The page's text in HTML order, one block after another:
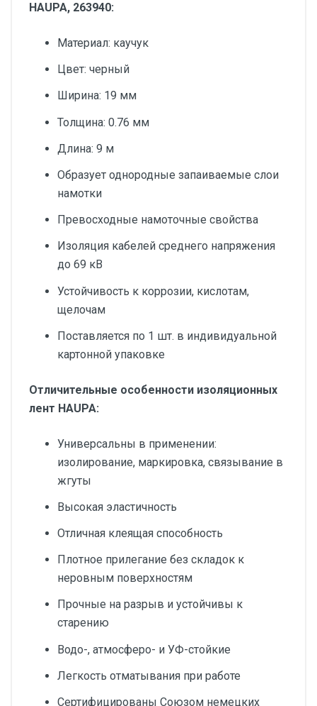
HAUPA, 263940:
Материал: каучук
Цвет: черный
Ширина: 19 мм
Толщина: 0.76 мм
Длина: 9 м
Образует однородные запаиваемые слои
намотки
Превосходные намоточные свойства
Изоляция кабелей среднего напряжения
до 69 кВ
Устойчивость к коррозии, кислотам,
щелочам
Поставляется по 1 шт. в индивидуальной
картонной упаковке
Отличительные особенности изоляционных
лент HAUPA:
Универсальны в применении:
изолирование, маркировка, связывание в
жгуты
Высокая эластичность
Отличная клеящая способность
Плотное прилегание без складок к
неровным поверхностям
Прочные на разрыв и устойчивы к
старению
Водо-, атмосферо- и УФ-стойкие
Легкость отматывания при работе
Сертифицированы Союзом немецких